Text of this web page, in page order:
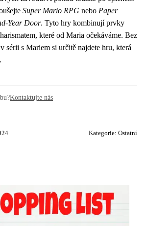
Super Mario RPG nebo Paper
Year Door. Tyto hry kombinují prvky
které od Maria očekáváme. Bez
sérii s Mariem si určitě najdete hru, která
Kontaktujte nás
Kategorie: Ostatní